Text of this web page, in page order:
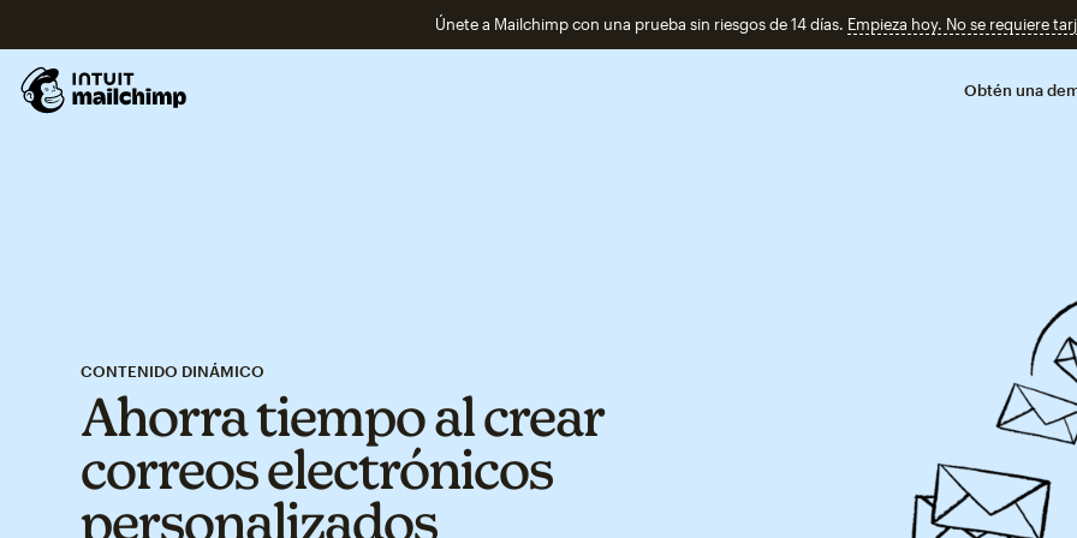
Únete a Mailchimp con una prueba sin riesgos de 14 días. Empieza hoy. No se requiere
Obtén una
CONTENIDO DINÁMICO
Ahorra tiempo al crear
correos electrónicos
personalizados